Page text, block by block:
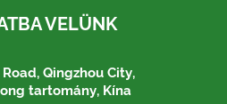
VELÜNK
Qingzhou City,
tartomány, Kína